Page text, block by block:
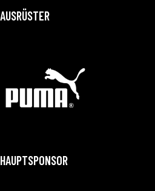
AUSRÜSTER
HAUPTSPONSOR